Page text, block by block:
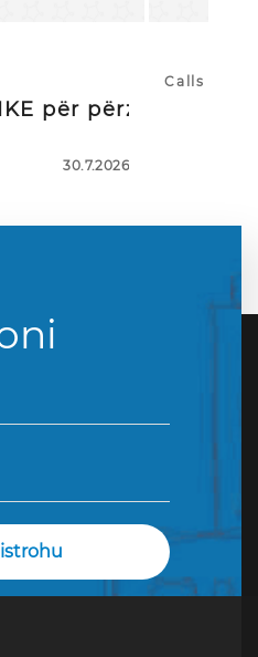
për përzgjedhj
30.7.2026
Calls